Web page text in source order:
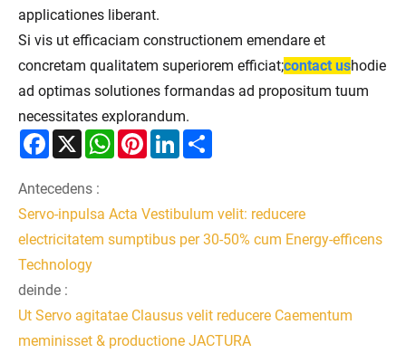
applicationes liberant.
Si vis ut efficaciam constructionem emendare et
concretam qualitatem superiorem efficiat;contact ushodie
ad optimas solutiones formandas ad propositum tuum
necessitates explorandum.
Facebook
X WhatsAppPinterestLinkedIn
Antecedens :
Servo-inpulsa Acta Vestibulum velit: reducere
electricitatem sumptibus per 30-50% cum Energy-efficens
Technology
deinde :
Ut Servo agitatae Clausus velit reducere Caementum
meminisset & productione JACTURA